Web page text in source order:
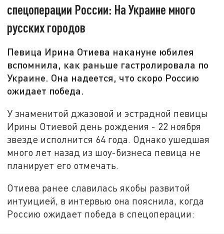
спецоперации России: На Украине много
русских городов
Певица Ирина Отиева накануне юбилея
вспомнила, как раньше гастролировала по
Украине. Она надеется, что скоро Россию
ожидает победа.
У знаменитой джазовой и эстрадной певицы
Ирины Отиевой день рождения - 22 ноября
звезде исполнится 64 года. Однако ушедшая
много лет назад из шоу-бизнеса певица не
планирует его отмечать.
Отиева ранее славилась якобы развитой
интуицией, в интервью она пояснила, когда
Россию ожидает победа в спецоперации: